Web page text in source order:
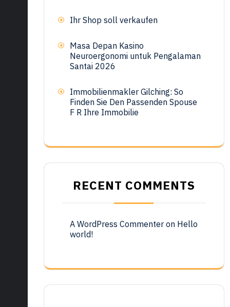
Ihr Shop soll verkaufen
Masa Depan Kasino
Neuroergonomi untuk Pengalaman
Santai 2026
Immobilienmakler Gilching: So
Finden Sie Den Passenden Spouse
F R Ihre Immobilie
RECENT COMMENTS
A WordPress Commenteron Hello
world!